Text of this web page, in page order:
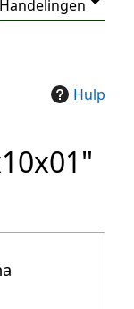
Handelingen
Hulp